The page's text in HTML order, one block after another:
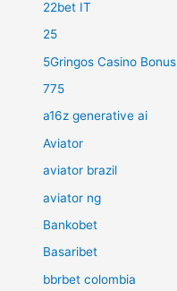
22bet IT
25
5Gringos Casino Bonus
775
a16z generative ai
Aviator
aviator brazil
aviator ng
Bankobet
Basaribet
bbrbet colombia